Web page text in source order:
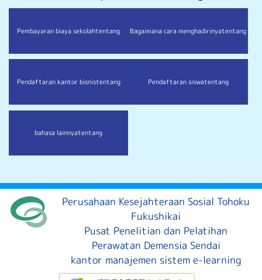
Pembayaran biaya sekolahtentang Bagaimana cara menghadirinyatentang
Pendaftaran kantor bisnistentang Pendaftaran siswatentang
bahasa lainnyatentang
Perusahaan Kesejahteraan Sosial Tohoku
Fukushikai
Pusat Penelitian dan Pelatihan
Perawatan Demensia Sendai
kantor manajemen sistem e-learning